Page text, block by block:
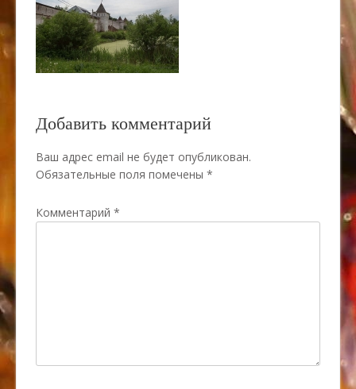
Добавить комментарий
Ваш адрес email не будет опубликован.
Обязательные поля помечены *
Комментарий *